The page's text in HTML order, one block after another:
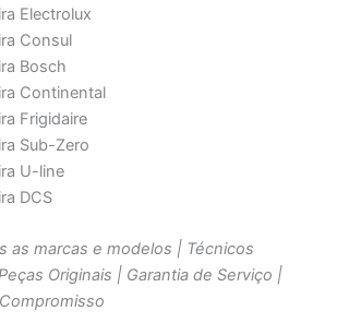
Electrolux
Consul
Bosch
Continental
Frigidaire
Sub-Zero
U-line
DCS
as marcas e modelos | Técnicos
Originais | Garantia de Serviço |